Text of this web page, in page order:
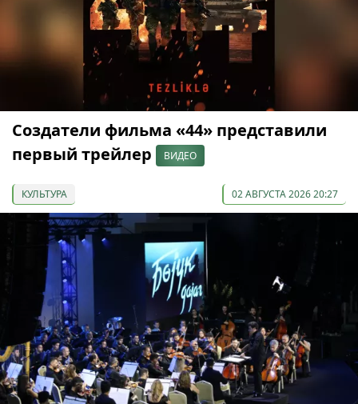
Создатели фильма «44» представили
первый трейлер
ВИДЕО
КУЛЬТУРА 02 АВГУСТА 2026 20:27